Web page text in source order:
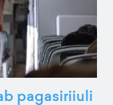
pagasiriiuli